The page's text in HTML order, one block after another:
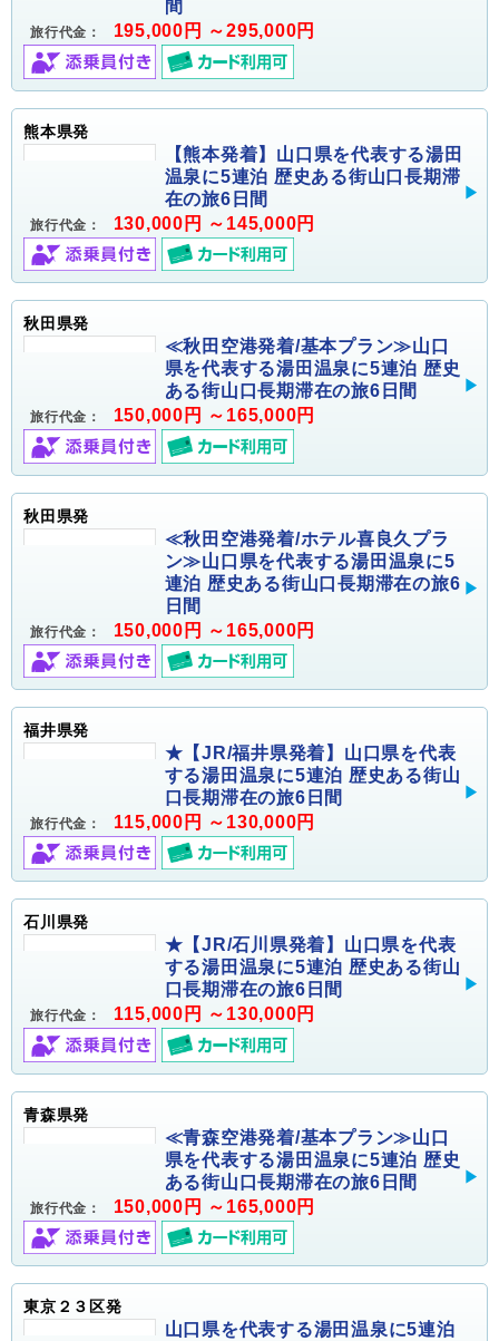
間
旅行代金： 195,000円 ～295,000円
熊本県発
【熊本発着】山口県を代表する湯田
温泉に5連泊 歴史ある街山口長期滞
在の旅6日間
旅行代金： 130,000円 ～145,000円
秋田県発
≪秋田空港発着/基本プラン≫山口
県を代表する湯田温泉に5連泊 歴史
ある街山口長期滞在の旅6日間
旅行代金： 150,000円 ～165,000円
秋田県発
≪秋田空港発着/ホテル喜良久プラ
ン≫山口県を代表する湯田温泉に5
連泊 歴史ある街山口長期滞在の旅6
日間
旅行代金： 150,000円 ～165,000円
福井県発
★【JR/福井県発着】山口県を代表
する湯田温泉に5連泊 歴史ある街山
口長期滞在の旅6日間
旅行代金： 115,000円 ～130,000円
石川県発
★【JR/石川県発着】山口県を代表
する湯田温泉に5連泊 歴史ある街山
口長期滞在の旅6日間
旅行代金： 115,000円 ～130,000円
青森県発
≪青森空港発着/基本プラン≫山口
県を代表する湯田温泉に5連泊 歴史
ある街山口長期滞在の旅6日間
旅行代金： 150,000円 ～165,000円
東京２３区発
山口県を代表する湯田温泉に5連泊